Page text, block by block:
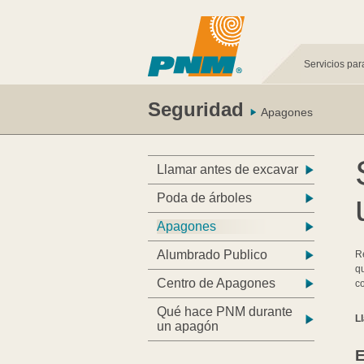
Servicios
Seguridad Apagones
Llamar antes de excavar
Poda de árboles
Apagones
Alumbrado Publico
Centro de Apagones
Qué hace PNM durante
un apagón